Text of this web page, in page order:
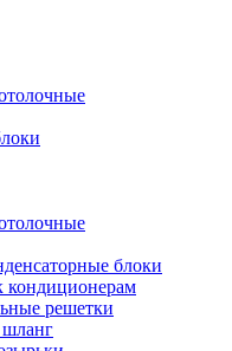
блоки
решетки